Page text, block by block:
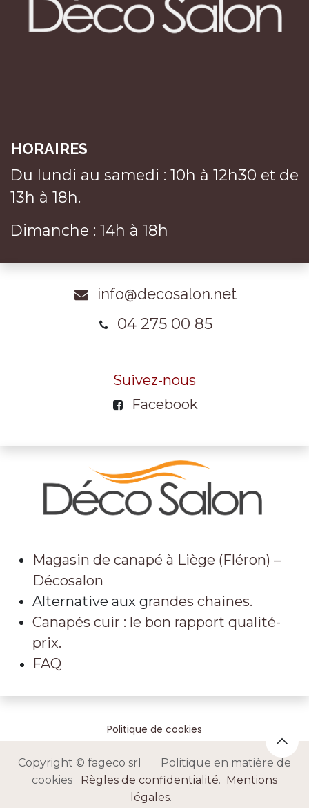
HORAIRES
Du lundi au samedi : 10h à 12h30 et de
13h à 18h.
Dimanche : 14h à 18h
info@decosalon.net
04 275 00 85
Suivez-nous
Facebook
Magasin de canapé à Liège (Fléron) –
Décosalon
Alternative aux grandes chaines.
Canapés cuir : le bon rapport qualité-
prix.
FAQ
Politique de cookies
Copyright © fageco srl Politique en matière de
cookies
Règles de confidentialité.
Mentions
légales.